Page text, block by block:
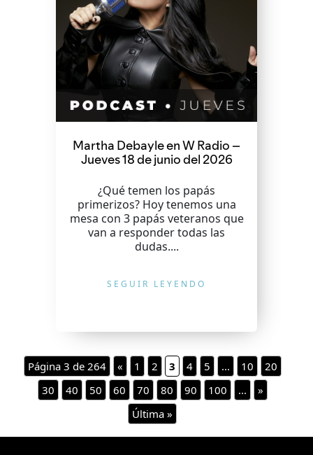
Martha Debayle en W Radio –
Jueves 18 de junio del 2026
¿Qué temen los papás
primerizos? Hoy tenemos una
mesa con 3 papás veteranos que
van a responder todas las
dudas....
SEGUIR LEYENDO
Página 3 de 264 « 1 2 3 4 5 ... 10
20
30
40 50 60 70 80 90 100 ...
»
Última »